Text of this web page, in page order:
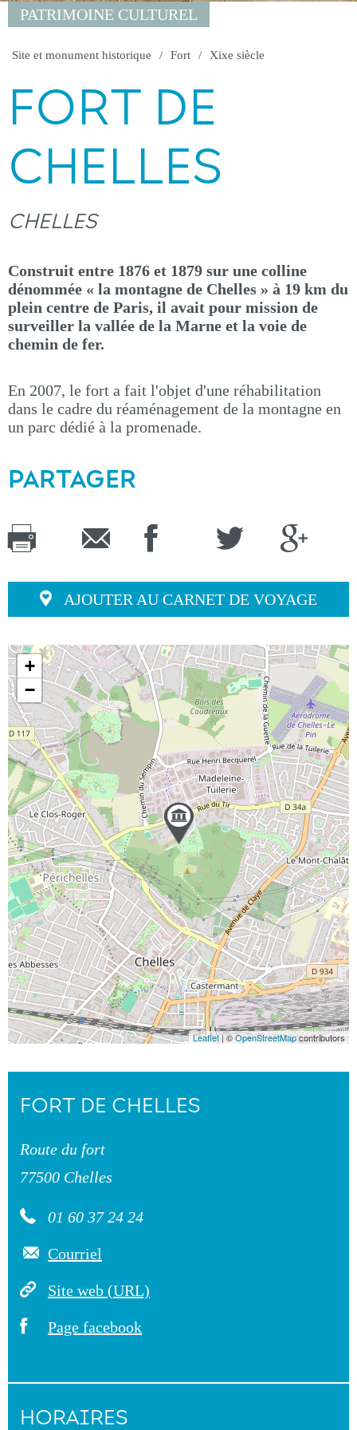
PATRIMOINE CULTUREL
Site et monument historique Fort Xixe siècle
FORT DE
CHELLES
CHELLES
Construit entre 1876 et 1879 sur une colline
dénommée « la montagne de Chelles » à 19 km du
plein centre de Paris, il avait pour mission de
surveiller la vallée de la Marne et la voie de
chemin de fer.
En 2007, le fort a fait l'objet d'une réhabilitation
dans le cadre du réaménagement de la montagne en
un parc dédié à la promenade.
PARTAGER
AJOUTER AU CARNET DE VOYAGE
+
−
Leaflet| ©OpenStreetMapcontributors
FORT DE CHELLES
Route du fort
77500 Chelles
01 60 37 24 24
Courriel
Site web (URL)
Page facebook
HORAIRES